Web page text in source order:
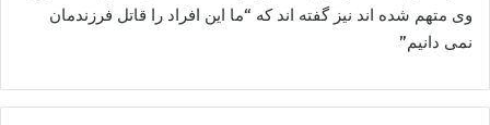
وی متهم شده اند نیز گفته اند که “ما این افراد را قاتل فرزندمان
نمی دانیم”